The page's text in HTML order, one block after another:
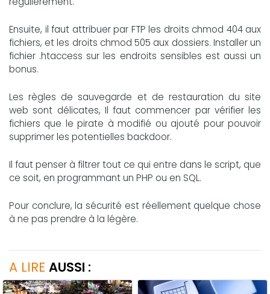
Ensuite, il faut attribuer par FTP les droits chmod 404 aux
fichiers, et les droits chmod 505 aux dossiers. Installer un
fichier .htaccess sur les endroits sensibles est aussi un
bonus.
Les règles de sauvegarde et de restauration du site
web sont délicates, Il faut commencer par vérifier les
fichiers que le pirate à modifié ou ajouté pour pouvoir
supprimer les potentielles backdoor.
Il faut penser à filtrer tout ce qui entre dans le script, que
ce soit, en programmant un PHP ou en SQL.
Pour conclure, la sécurité est réellement quelque chose
à ne pas prendre à la légère.
A LIRE AUSSI :